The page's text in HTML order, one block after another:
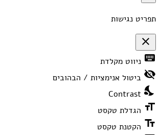
תפריט נגישות
close
פתיחה
וסגירה
של
תפריט
keyboard ניווט מקלדת
visibility_off ביטול אנימציות / הבהובים
nights_stay
Contrast
format_size הגדלת טקסט
text_fields הקטנת טקסט